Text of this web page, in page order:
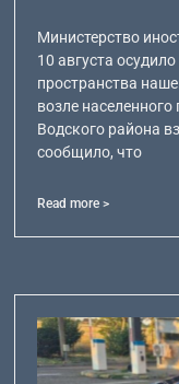
Министерство
10 августа
пространства
возле
Водского района
сообщило, что
Read more >